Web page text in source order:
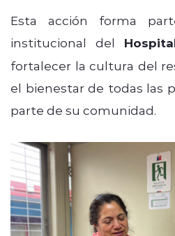
Esta acción forma
institucional del
fortalecer la cultura del
el bienestar de todas las
parte de su comunidad.